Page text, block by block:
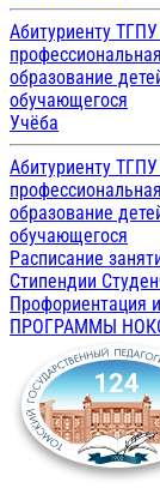
Абитуриенту ТГПУ
образование
обучающегося
Учёба
Абитуриенту ТГПУ
образование
обучающегося
Расписание
Стипендии
Профориентация
ПРОГРАММЫ